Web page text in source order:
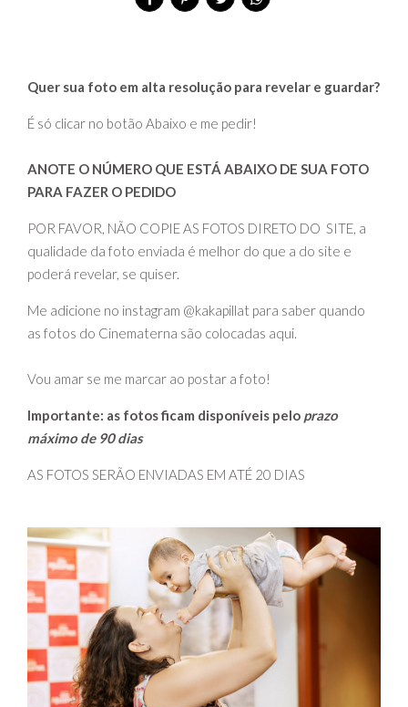
Quer sua foto em alta resolução para revelar e guardar?
É só clicar no botão Abaixo e me pedir!
ANOTE O NÚMERO QUE ESTÁ ABAIXO DE SUA FOTO
PARA FAZER O PEDIDO
POR FAVOR, NÃO COPIE AS FOTOS DIRETO DO SITE, a
qualidade da foto enviada é melhor do que a do site e
poderá revelar, se quiser.
Me adicione no instagram @kakapillat para saber quando
as fotos do Cinematerna são colocadas aqui.
Vou amar se me marcar ao postar a foto!
Importante: as fotos ficam disponíveis pelo prazo
máximo de 90 dias
AS FOTOS SERÃO ENVIADAS EM ATÉ 20 DIAS